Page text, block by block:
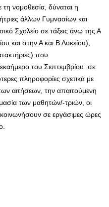
νομοθεσία, δύναται η
άλλων Γυμνασίων και
Σχολείο σε τάξεις άνω της Α
και στην Α και Β Λυκείου),
που
του Σεπτεμβρίου σε
πληροφορίες σχετικά με
αιτήσεων, την απαιτούμενη
των μαθητών/-τριών, οι
σε εργάσιμες ώρες